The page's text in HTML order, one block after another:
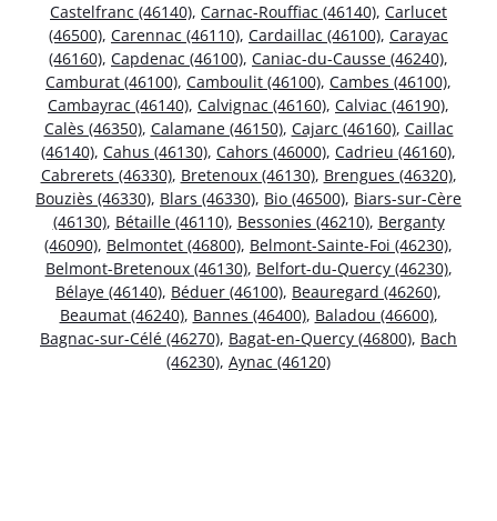
Castelfranc (46140), Carnac-Rouffiac (46140), Carlucet
(46500), Carennac (46110), Cardaillac (46100), Carayac
(46160), Capdenac (46100), Caniac-du-Causse (46240),
Camburat (46100), Camboulit (46100), Cambes (46100),
Cambayrac (46140), Calvignac (46160), Calviac (46190),
Calès (46350), Calamane (46150), Cajarc (46160), Caillac
(46140), Cahus (46130), Cahors (46000), Cadrieu (46160),
Cabrerets (46330), Bretenoux (46130), Brengues (46320),
Bouziès (46330), Blars (46330), Bio (46500), Biars-sur-Cère
(46130), Bétaille (46110), Bessonies (46210), Berganty
(46090), Belmontet (46800), Belmont-Sainte-Foi (46230),
Belmont-Bretenoux (46130), Belfort-du-Quercy (46230),
Bélaye (46140), Béduer (46100), Beauregard (46260),
Beaumat (46240), Bannes (46400), Baladou (46600),
Bagnac-sur-Célé (46270), Bagat-en-Quercy (46800), Bach
(46230), Aynac (46120)